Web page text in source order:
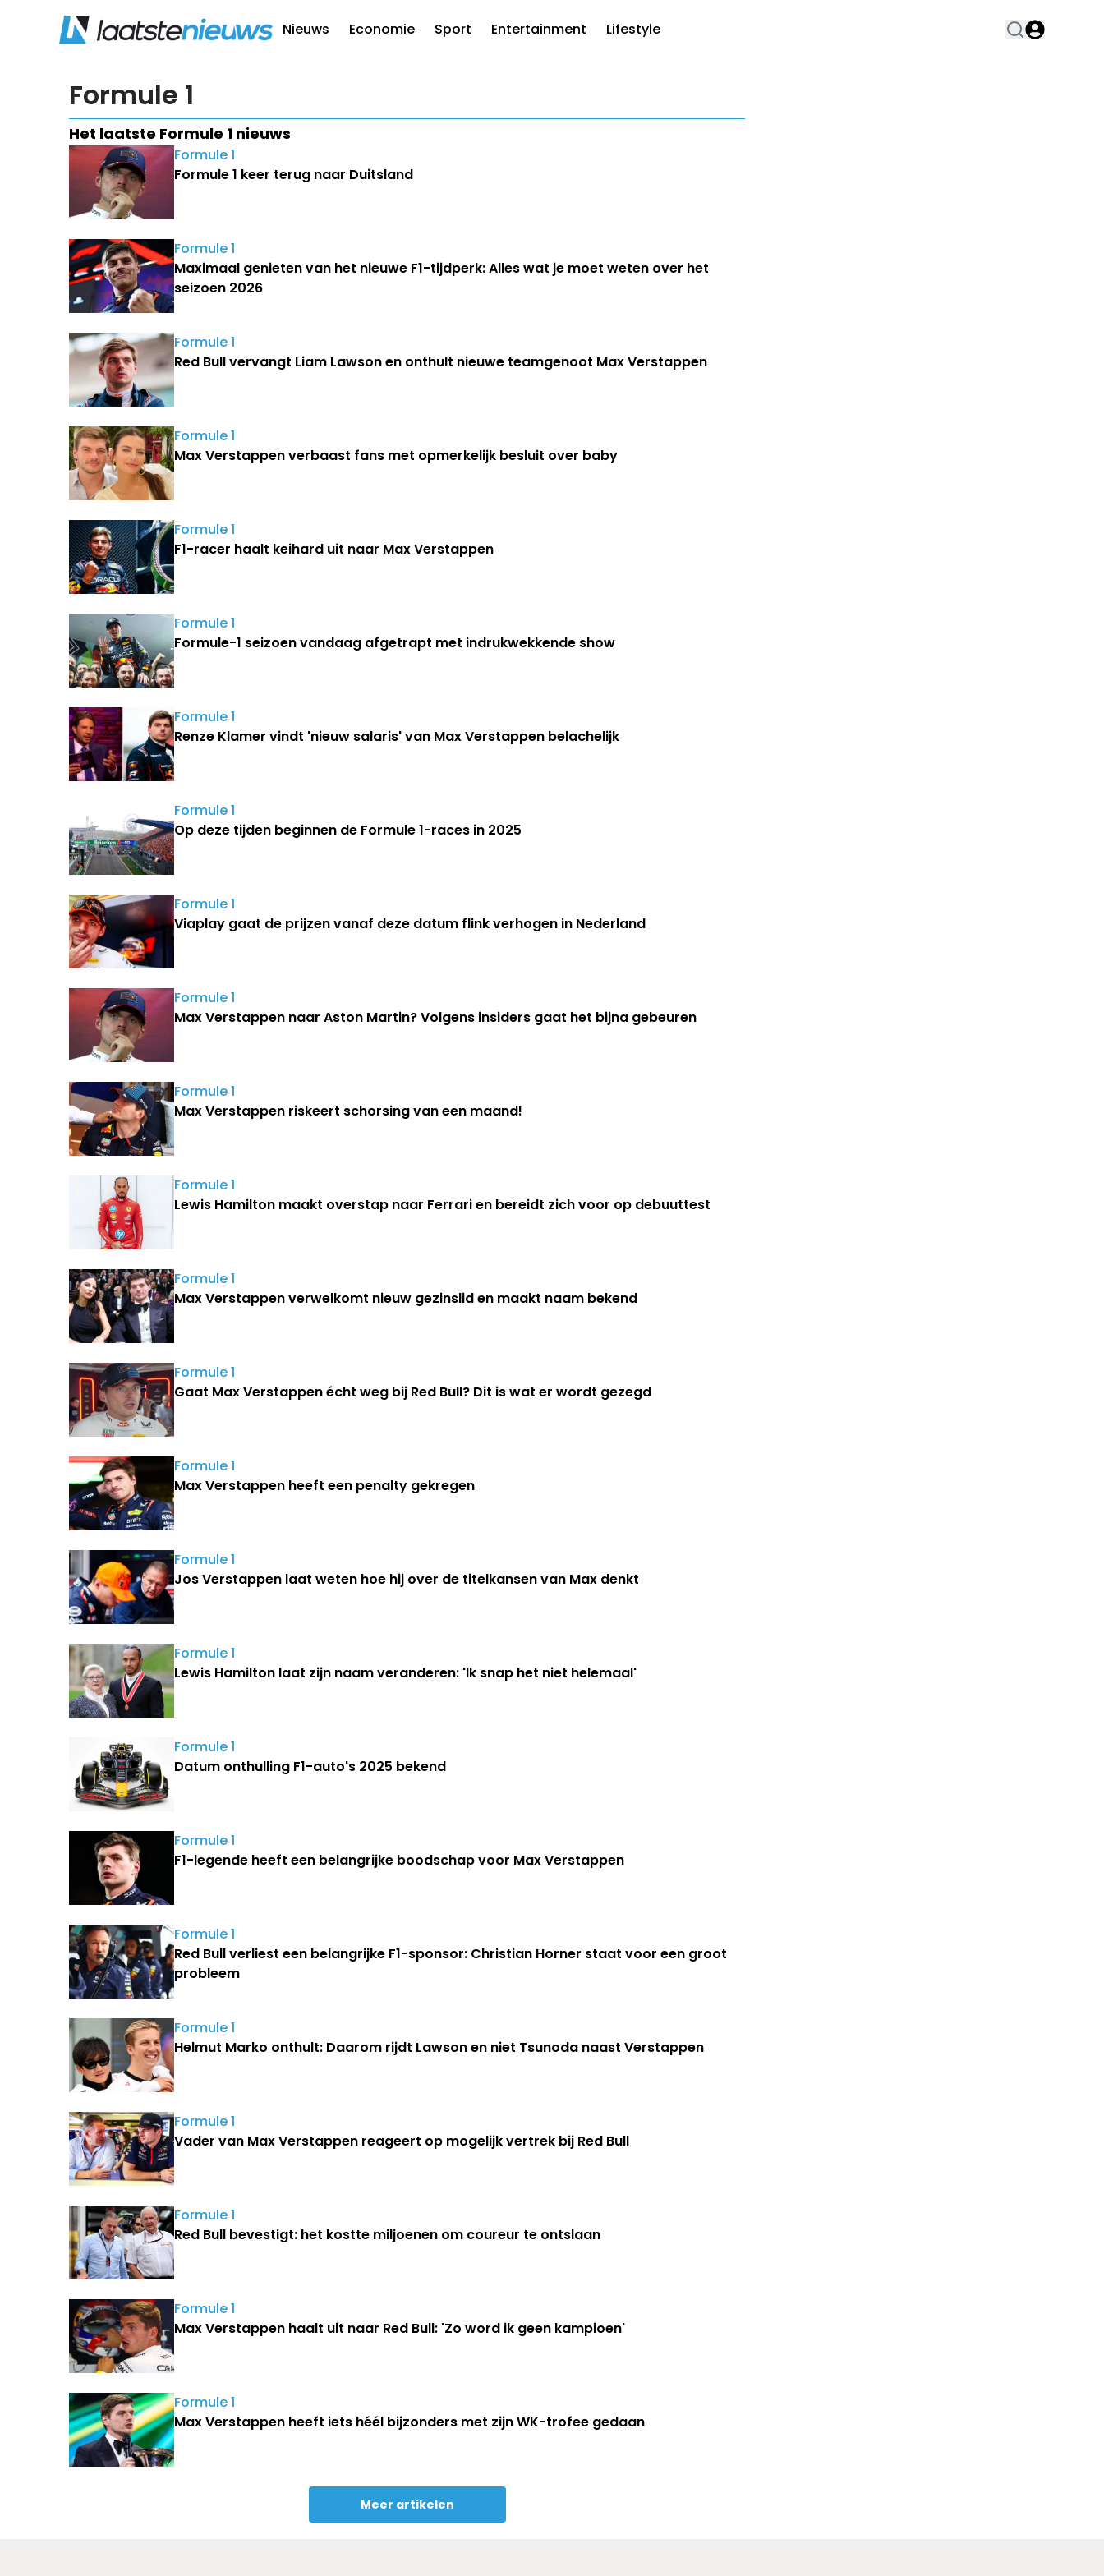
Nieuws Economie Sport Entertainment Lifestyle
Formule 1
Het laatste Formule 1 nieuws
Formule 1
Formule 1 keer terug naar Duitsland
Formule 1
Maximaal genieten van het nieuwe F1-tijdperk: Alles wat je moet weten over het
seizoen 2026
Formule 1
Red Bull vervangt Liam Lawson en onthult nieuwe teamgenoot Max Verstappen
Formule 1
Max Verstappen verbaast fans met opmerkelijk besluit over baby
Formule 1
F1-racer haalt keihard uit naar Max Verstappen
Formule 1
Formule-1 seizoen vandaag afgetrapt met indrukwekkende show
Formule 1
Renze Klamer vindt 'nieuw salaris' van Max Verstappen belachelijk
Formule 1
Op deze tijden beginnen de Formule 1-races in 2025
Formule 1
Viaplay gaat de prijzen vanaf deze datum flink verhogen in Nederland
Formule 1
Max Verstappen naar Aston Martin? Volgens insiders gaat het bijna gebeuren
Formule 1
Max Verstappen riskeert schorsing van een maand!
Formule 1
Lewis Hamilton maakt overstap naar Ferrari en bereidt zich voor op debuuttest
Formule 1
Max Verstappen verwelkomt nieuw gezinslid en maakt naam bekend
Formule 1
Gaat Max Verstappen écht weg bij Red Bull? Dit is wat er wordt gezegd
Formule 1
Max Verstappen heeft een penalty gekregen
Formule 1
Jos Verstappen laat weten hoe hij over de titelkansen van Max denkt
Formule 1
Lewis Hamilton laat zijn naam veranderen: 'Ik snap het niet helemaal'
Formule 1
Datum onthulling F1-auto's 2025 bekend
Formule 1
F1-legende heeft een belangrijke boodschap voor Max Verstappen
Formule 1
Red Bull verliest een belangrijke F1-sponsor: Christian Horner staat voor een groot
probleem
Formule 1
Helmut Marko onthult: Daarom rijdt Lawson en niet Tsunoda naast Verstappen
Formule 1
Vader van Max Verstappen reageert op mogelijk vertrek bij Red Bull
Formule 1
Red Bull bevestigt: het kostte miljoenen om coureur te ontslaan
Formule 1
Max Verstappen haalt uit naar Red Bull: 'Zo word ik geen kampioen'
Formule 1
Max Verstappen heeft iets héél bijzonders met zijn WK-trofee gedaan
Meer artikelen